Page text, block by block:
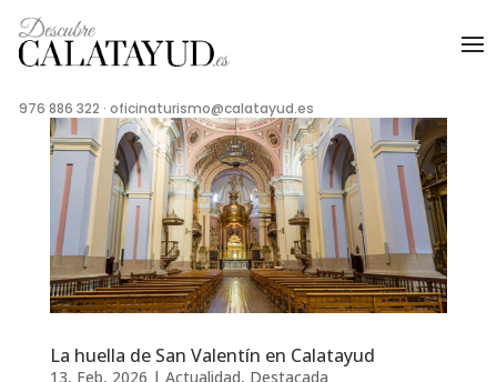
976 886 322 · oficinaturismo@calatayud.es
La huella de San Valentín en Calatayud
13, Feb, 2026 | Actualidad, Destacada